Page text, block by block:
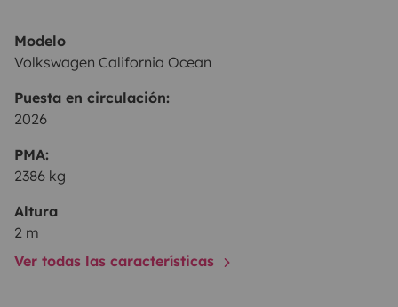
Modelo
Volkswagen California Ocean
Puesta en circulación:
2026
PMA:
2386 kg
Altura
2 m
Ver todas las características